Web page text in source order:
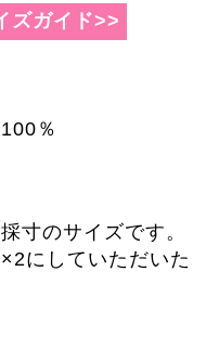
％
寸のサイズです。
にしていただいた